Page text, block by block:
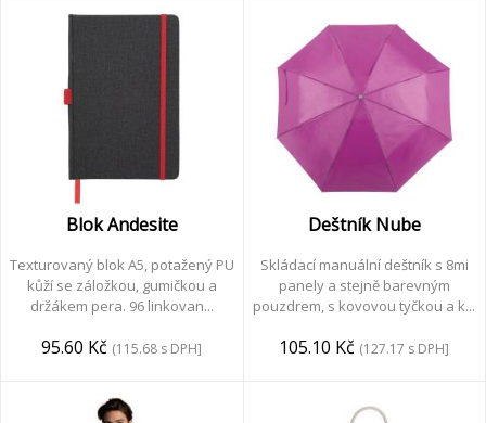
Blok Andesite
Texturovaný blok A5, potažený PU
kůží se záložkou, gumičkou a
držákem pera. 96 linkovan...
95.60 Kč (115.68 s DPH]
Deštník Nube
Skládací manuální deštník s 8mi
panely a stejně barevným
pouzdrem, s kovovou tyčkou a k...
105.10 Kč (127.17 s DPH]